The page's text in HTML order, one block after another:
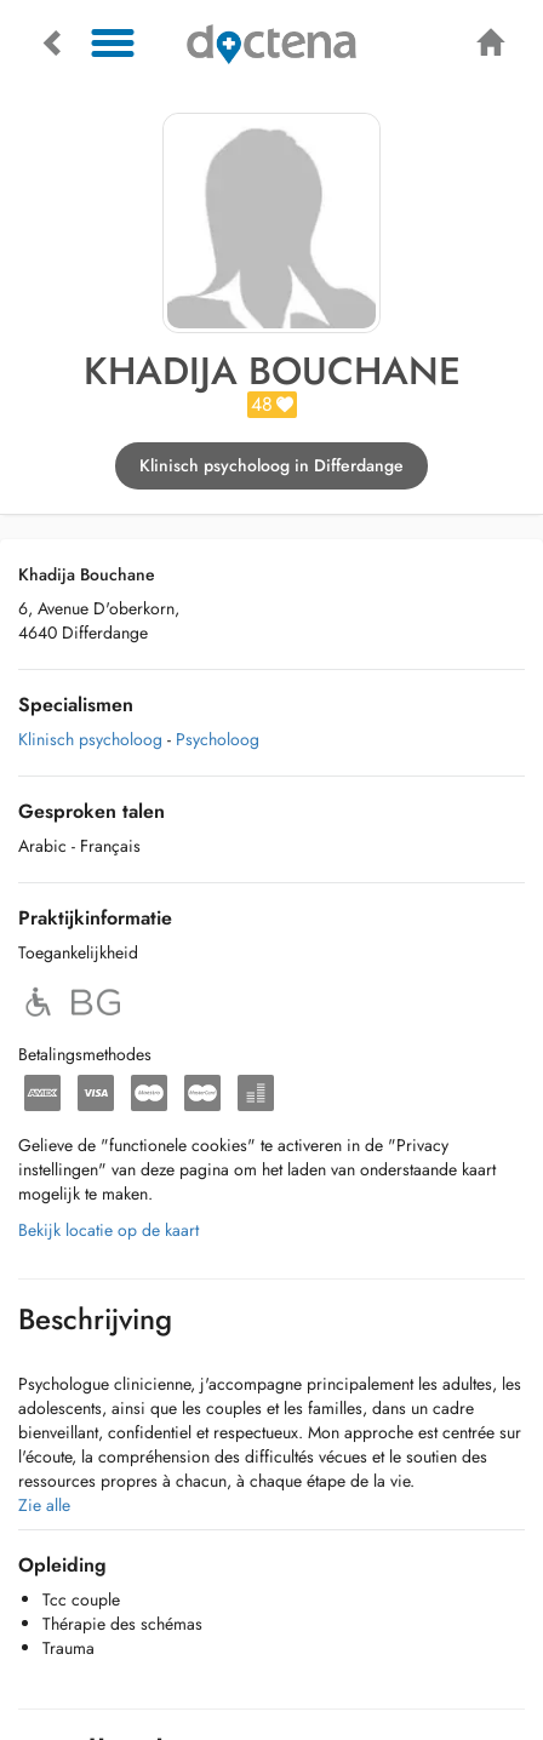
KHADIJA BOUCHANE
48
Klinisch psycholoog in Differdange
Khadija Bouchane
6, Avenue D'oberkorn,
4640 Differdange
Specialismen
Klinisch psycholoog - Psycholoog
Gesproken talen
Arabic - Français
Praktijkinformatie
Toegankelijkheid
Betalingsmethodes
Gelieve de "functionele cookies" te activeren in de "Privacy
instellingen" van deze pagina om het laden van onderstaande kaart
mogelijk te maken.
Bekijk locatie op de kaart
Beschrijving
Psychologue clinicienne, j'accompagne principalement les adultes, les
adolescents, ainsi que les couples et les familles, dans un cadre
bienveillant, confidentiel et respectueux. Mon approche est centrée sur
l'écoute, la compréhension des difficultés vécues et le soutien des
ressources propres à chacun, à chaque étape de la vie.
Les consultations ne sont pas prises en charge par la CNS.
Zie alle
Opleiding
Tcc couple
Thérapie des schémas
Trauma